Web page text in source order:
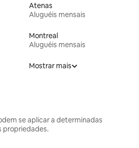
Atenas
Aluguéis mensais
Montreal
Aluguéis mensais
Mostrar mais
se aplicar a determinadas
propriedades.